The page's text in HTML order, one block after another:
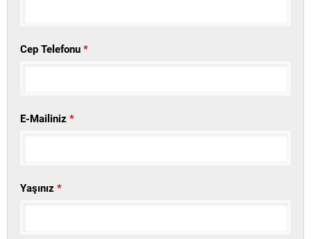
Cep Telefonu *
E-Mailiniz *
Yaşınız *